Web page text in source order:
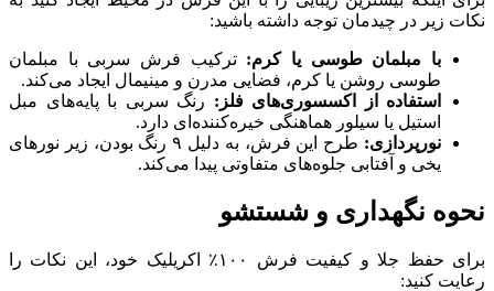
نکات زیر در چیدمان توجه داشته باشید:
با مبلمان طوسی یا کرم:ترکیب فرش سربی با مبلمان
طوسی روشن یا کرم، فضایی مدرن و مینیمال ایجاد می‌کند.
استفاده از اکسسوری‌های فلز: رنگ سربی با پایه‌های مبل
استیل یا سیلور هماهنگی خیره‌کننده‌ای دارد.
نورپردازی:
طرح این فرش، به دلیل ۹ رنگ بودن، زیر نورهای
یخی و آفتابی جلوه‌های متفاوتی پیدا می‌کند.
نحوه نگهداری و شستشو
برای حفظ جلا و کیفیت فرش ۱۰۰٪ اکریلیک خود، این نکات را
رعایت کنید: